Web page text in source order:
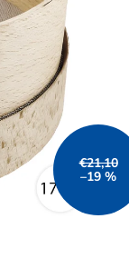
€21,10
–19 %